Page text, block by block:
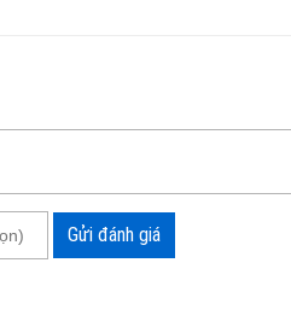
HI96802
Gửi đánh giá